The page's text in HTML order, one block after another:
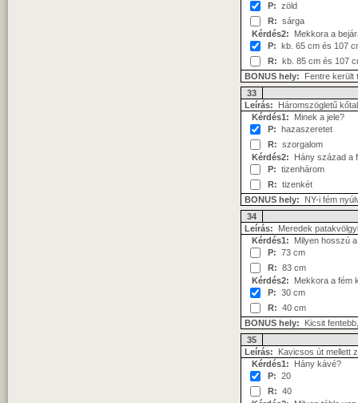
P: zöld
R: sárga
Kérdés2: Mekkora a
P: kb. 65 cm és 107
R: kb. 85 cm és 107
BONUS hely: Fentre került
33
Leírás: Háromszögletű
Kérdés1: Minek a jele?
P: hazaszeretet
R: szorgalom
Kérdés2: Hány század a
P: tizenhárom
R: tizenkét
BONUS hely: NY-i fém
34
Leírás: Meredek
Kérdés1: Milyen hosszú
P: 73 cm
R: 83 cm
Kérdés2: Mekkora a fém
P: 30 cm
R: 40 cm
BONUS hely: Kicsit
35
Leírás: Kavicsos út mellett
Kérdés1: Hány kávé?
P: 20
R: 40